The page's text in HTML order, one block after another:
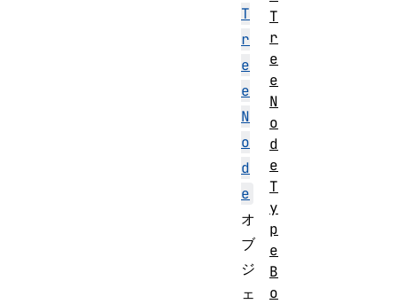
T
r
e
e
N
o
d
e
オ
ブ
ジ
ェ
T
r
e
e
N
o
d
e
T
y
p
e
B
o